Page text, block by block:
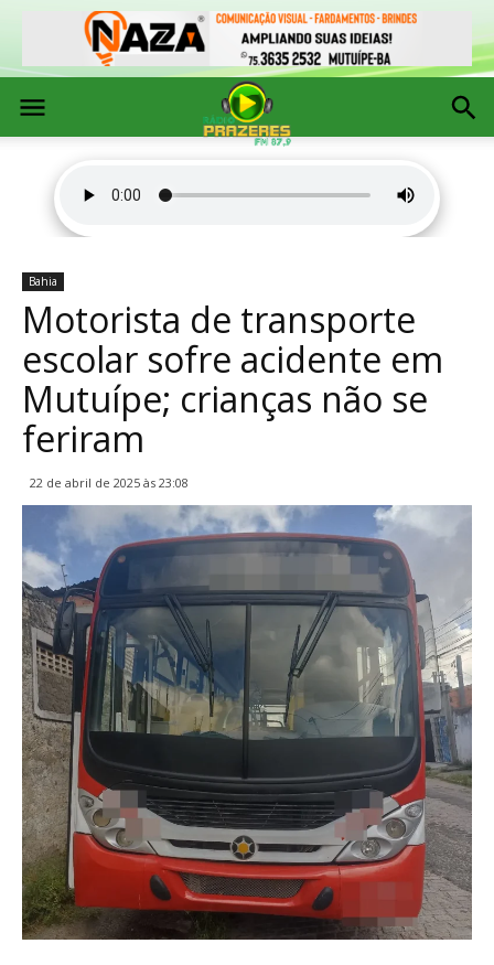
Bahia
Motorista de transporte
escolar sofre acidente em
Mutuípe; crianças não se
feriram
22 de abril de 2025 às 23:08